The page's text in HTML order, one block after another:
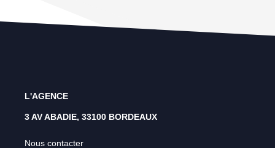
L'AGENCE
3 AV ABADIE, 33100 BORDEAUX
Nous contacter